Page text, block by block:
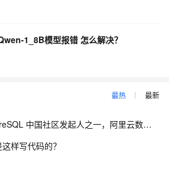
1_8B模型报错 怎么解决？
最热 最新
【大咖问答】对话PostgreSQL 中国社区发起人之一，阿里云数据库高级专家 德哥
样写代码的？